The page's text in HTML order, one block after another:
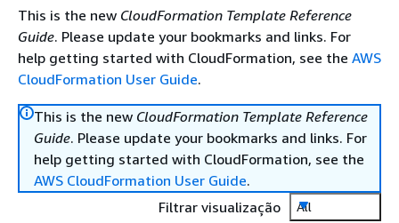
This is the new CloudFormation Template Reference
Guide. Please update your bookmarks and links. For
help getting started with CloudFormation, see the AWS
CloudFormation User Guide.
This is the new CloudFormation Template Reference
Guide. Please update your bookmarks and links. For
help getting started with CloudFormation, see the
AWS CloudFormation User Guide.
Filtrar visualização
All